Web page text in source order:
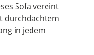
Sofa vereint
durchdachtem
in jedem